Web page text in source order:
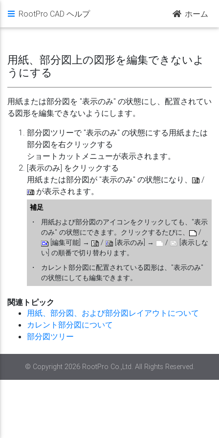
RootPro CAD ヘルプ ホーム
用紙、部分図上の図形を編集できないよ
うにする
用紙または部分図を "表示のみ" の状態にし、配置されてい
る図形を編集できないようにします。
部分図ツリーで "表示のみ" の状態にする用紙または
部分図を右クリックする
ショートカットメニューが表示されます。
[表示のみ] をクリックする
用紙または部分図が "表示のみ" の状態になり、
/
が表示されます。
補足
・
用紙および部分図のアイコンをクリックしても、"表示
のみ" の状態にできます。クリックするたびに、
/
[編集可能] →
/ [表示のみ] → /
[表示しな
い] の順番で切り替わります。
・
カレント部分図に配置されている図形は、"表示のみ"
の状態にしても編集できます。
関連トピック
用紙、部分図、および部分図レイアウトについて
カレント部分図について
部分図ツリー
© Copyright 2026 RootPro Co.,Ltd. All Rights Reserved.